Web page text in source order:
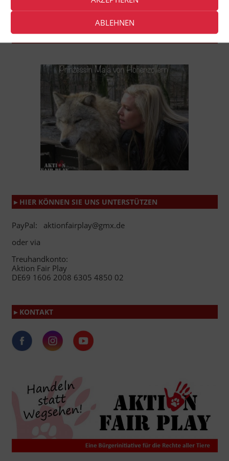
ABLEHNEN
▸ AUSZÜGE UNSERER GALLERIEN
▸ HIER KÖNNEN SIE UNS UNTERSTÜTZEN
PayPal: aktionfairplay@gmx.de
oder via
Treuhandkonto:
Aktion Fair Play
DE69 1606 2008 6305 4850 02
▸ KONTAKT